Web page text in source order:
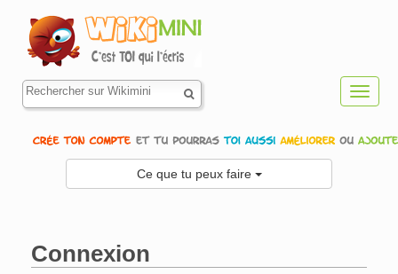
Ce que tu peux faire
Connexion